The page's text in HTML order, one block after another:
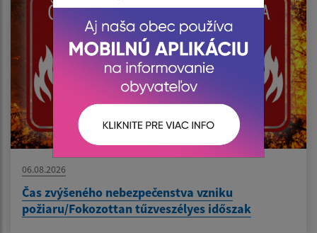
06.08.2026
Čas zvýšeného nebezpečenstva vzniku
požiaru/Fokozottan tűzveszélyes időszak